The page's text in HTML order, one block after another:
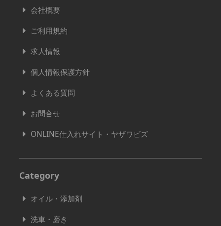
会社概要
ご利用規約
求人情報
個人情報保護方針
よくある質問
お問合せ
ONLINE仕入れサイト・ヤザワビズ
Category
オイル・添加剤
洗車・磨き